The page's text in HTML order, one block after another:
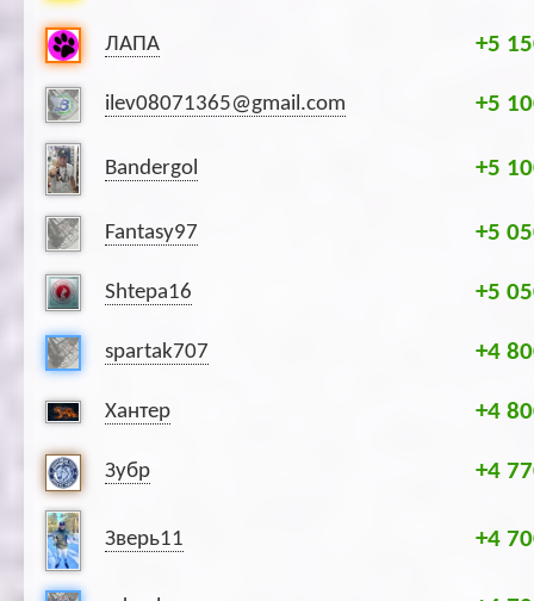
ЛАПА +5
ilev08071365@gmail.com +5
Bandergol +5
Fantasy97 +5
Shtepa16 +5
spartak707 +4
Хантер +4
Зубр +4
Зверь11 +4